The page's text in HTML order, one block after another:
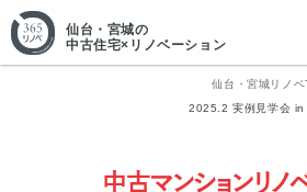
仙台・宮城の
中古住宅×リノベーション
仙台・宮城リノベ
2025.2 実例見学会 in